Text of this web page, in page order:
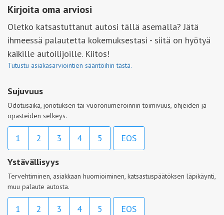
Kirjoita oma arviosi
Oletko katsastuttanut autosi tällä asemalla? Jätä
ihmeessä palautetta kokemuksestasi - siitä on hyötyä
kaikille autoilijoille. Kiitos!
Tutustu asiakasarviointien sääntöihin tästä.
Sujuvuus
Odotusaika, jonotuksen tai vuoronumeroinnin toimivuus, ohjeiden ja
opasteiden selkeys.
1 2 3 4 5 EOS
Ystävällisyys
Tervehtiminen, asiakkaan huomioiminen, katsastuspäätöksen läpikäynti,
muu palaute autosta.
1 2 3 4 5 EOS